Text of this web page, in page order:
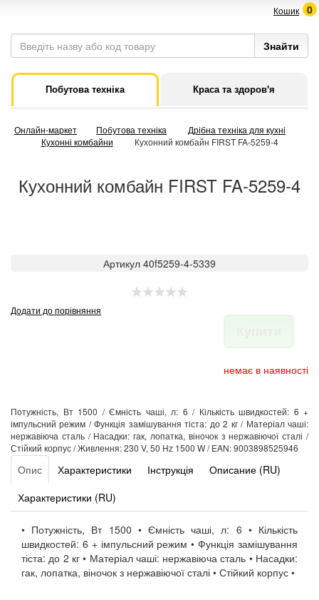
Кошик 0
Побутова техніка Краса та здоров'я
Онлайн-маркет Побутова техніка
Дрібна техніка для кухні
Кухонні комбайни
Кухонний комбайн FIRST FA-5259-4
Кухонний комбайн FIRST FA-5259-4
Артикул 40f5259-4-5339
Додати до порівняння
немає в наявності
Потужність, Вт 1500 / Ємність чаші, л: 6 / Кількість швидкостей: 6 +
імпульсний режим / Функція замішування тіста: до 2 кг / Матеріал чаші:
нержавіюча сталь / Насадки: гак, лопатка, віночок з нержавіючої сталі /
Стійкий корпус / Живлення: 230 V, 50 Hz 1500 W / EAN: 9003898525946
Опис Характеристики Інструкція
Описание (RU)
Характеристики (RU)
• Потужність, Вт 1500 • Ємність чаші, л: 6 • Кількість
швидкостей: 6 + імпульсний режим • Функція замішування
тіста: до 2 кг • Матеріал чаші: нержавіюча сталь • Насадки:
гак, лопатка, віночок з нержавіючої сталі • Стійкий корпус •